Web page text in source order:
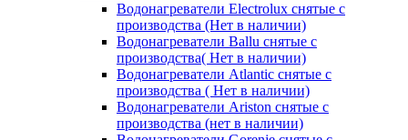
Водонагреватели Electrolux снятые с
производства (Нет в наличии)
Водонагреватели Ballu снятые с
производства( Нет в наличии)
Водонагреватели Atlantic снятые с
производства ( Нет в наличии)
Водонагреватели Ariston снятые с
производства (нет в наличии)